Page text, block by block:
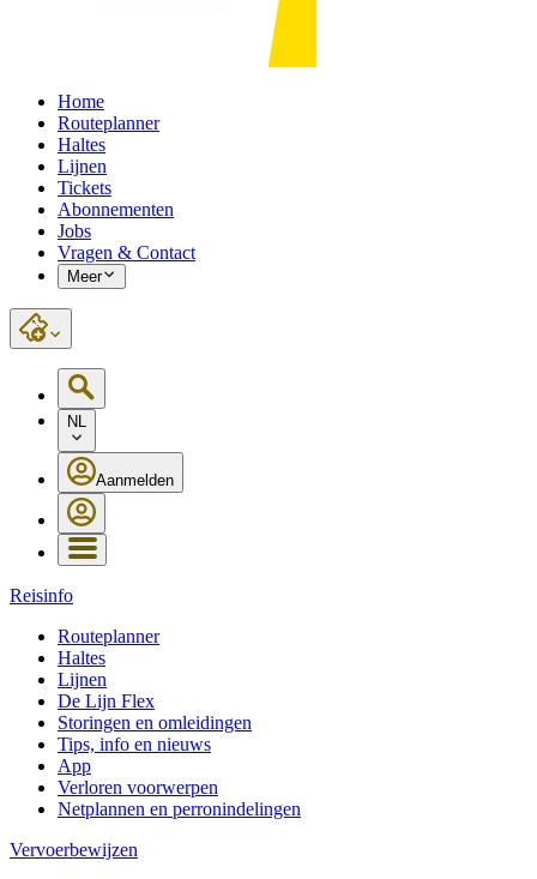
Home
Routeplanner
Haltes
Lijnen
Tickets
Abonnementen
Jobs
Vragen & Contact
Meer
NL
Aanmelden
Reisinfo
Routeplanner
Haltes
Lijnen
De Lijn Flex
Storingen en omleidingen
Tips, info en nieuws
App
Verloren voorwerpen
Netplannen en perronindelingen
Vervoerbewijzen